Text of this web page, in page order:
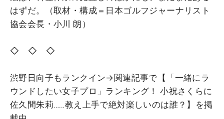
はずだ。（取材・構成＝日本ゴルフジャーナリスト
協会会長・小川 朗）
◇ ◇ ◇
渋野日向子もランクイン→関連記事で【「一緒にラ
ウンドしたい女子プロ」ランキング！ 小祝さくらに
佐久間朱莉……教え上手で絶対楽しいのは誰？】を掲